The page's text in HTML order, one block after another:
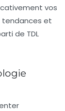
vos
tendances et
de TDL